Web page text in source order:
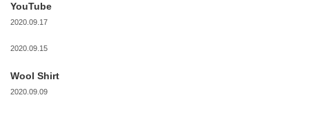
YouTube
2020.09.17
2020.09.15
Wool Shirt
2020.09.09